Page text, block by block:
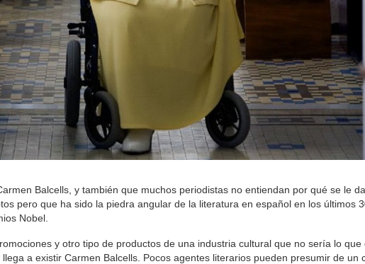
Balcells, y también que muchos periodistas no entiendan por qué se le
pero que ha sido la piedra angular de la literatura en español en los últimos
Nobel.
y otro tipo de productos de una industria cultural que no sería lo que
a existir Carmen Balcells. Pocos agentes literarios pueden presumir de un